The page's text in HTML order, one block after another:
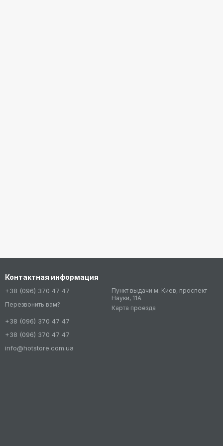
Контактная информация
+38 (096) 370 47 47
Перезвонить вам?
+38 (096) 370 47 47
+38 (096) 370 47 47
info@hotstore.com.ua
Пункт выдачи м. Киев, проспект
Науки, 11А
Карта проезда